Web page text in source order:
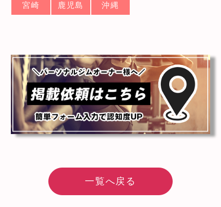
宮崎 鹿児島 沖縄
一覧へ戻る